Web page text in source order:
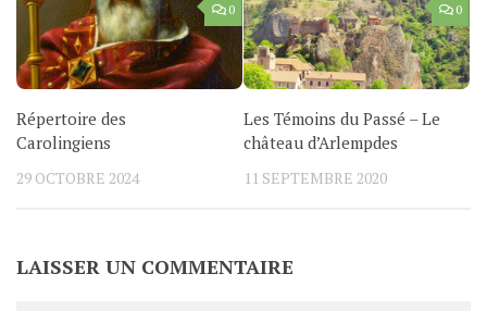
0
Répertoire des
Carolingiens
29 OCTOBRE 2024
0
Les Témoins du Passé – Le
château d’Arlempdes
11 SEPTEMBRE 2020
LAISSER UN COMMENTAIRE